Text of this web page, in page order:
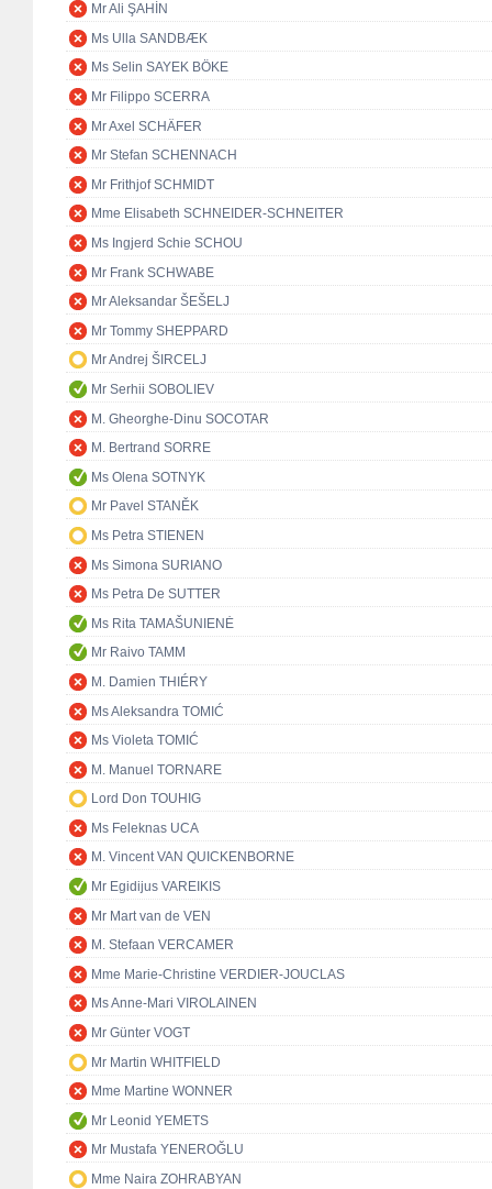
Mr Ali ŞAHİN
Ms Ulla SANDBÆK
Ms Selin SAYEK BÖKE
Mr Filippo SCERRA
Mr Axel SCHÄFER
Mr Stefan SCHENNACH
Mr Frithjof SCHMIDT
Mme Elisabeth SCHNEIDER-SCHNEITER
Ms Ingjerd Schie SCHOU
Mr Frank SCHWABE
Mr Aleksandar ŠEŠELJ
Mr Tommy SHEPPARD
Mr Andrej ŠIRCELJ
Mr Serhii SOBOLIEV
M. Gheorghe-Dinu SOCOTAR
M. Bertrand SORRE
Ms Olena SOTNYK
Mr Pavel STANĚK
Ms Petra STIENEN
Ms Simona SURIANO
Ms Petra De SUTTER
Ms Rita TAMAŠUNIENĖ
Mr Raivo TAMM
M. Damien THIÉRY
Ms Aleksandra TOMIĆ
Ms Violeta TOMIĆ
M. Manuel TORNARE
Lord Don TOUHIG
Ms Feleknas UCA
M. Vincent VAN QUICKENBORNE
Mr Egidijus VAREIKIS
Mr Mart van de VEN
M. Stefaan VERCAMER
Mme Marie-Christine VERDIER-JOUCLAS
Ms Anne-Mari VIROLAINEN
Mr Günter VOGT
Mr Martin WHITFIELD
Mme Martine WONNER
Mr Leonid YEMETS
Mr Mustafa YENEROĞLU
Mme Naira ZOHRABYAN